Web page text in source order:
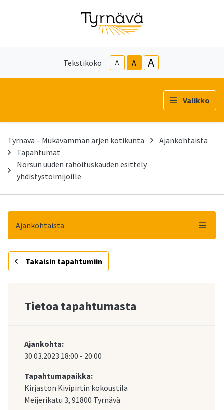
Tekstikoko A A A
Valikko
Tyrnävä – Mukavamman arjen kotikunta
Ajankohtaista
Tapahtumat
Norsun uuden rahoituskauden esittely
yhdistystoimijoille
Ajankohtaista
Takaisin tapahtumiin
Tietoa tapahtumasta
Ajankohta:
30.03.2023 18:00 - 20:00
Tapahtumapaikka:
Kirjaston Kivipirtin kokoustila
Meijerikatu 3, 91800 Tyrnävä